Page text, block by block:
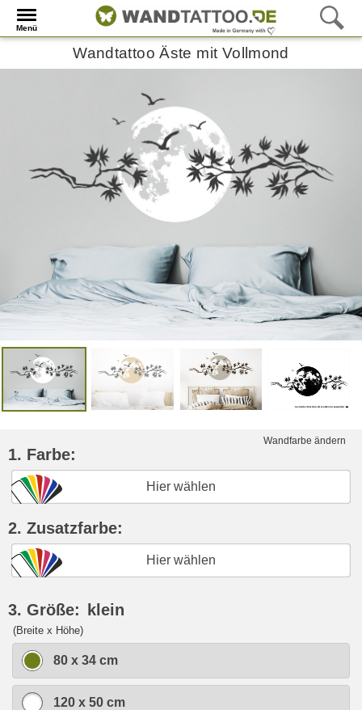
Menü
Wandtattoo Äste mit Vollmond
Wandfarbe ändern
1. Farbe:
Hier wählen
2. Zusatzfarbe:
Hier wählen
3. Größe: klein
(Breite x Höhe)
80 x 34 cm
120 x 50 cm